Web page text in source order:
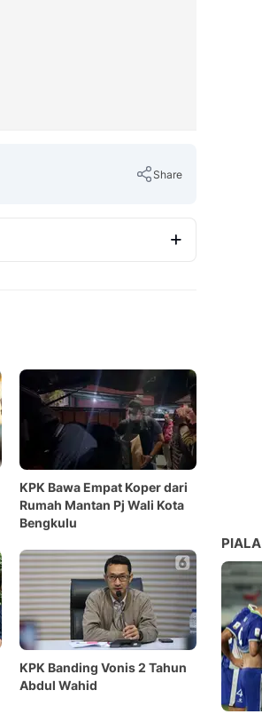
Share
KPK Bawa Empat Koper dari
Rumah Mantan Pj Wali Kota
Bengkulu
KPK Banding Vonis 2 Tahun
Abdul Wahid